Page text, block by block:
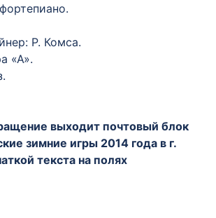
Р. Комса.
«А».
выходит почтовый блок
зимние игры 2014 года в г.
текста на полях